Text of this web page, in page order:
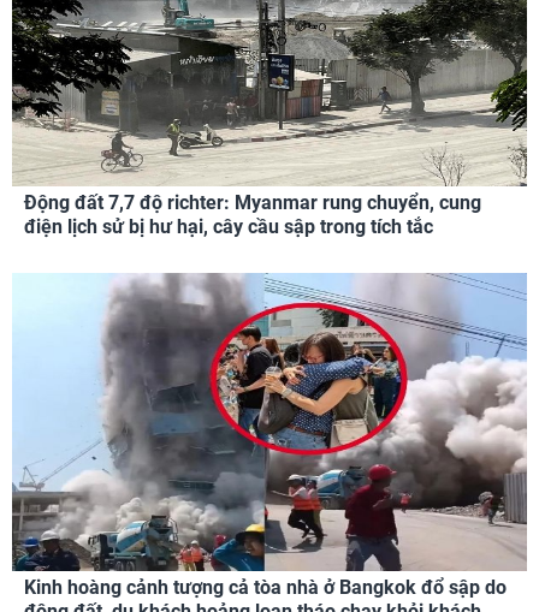
Động đất 7,7 độ richter: Myanmar rung chuyển, cung
điện lịch sử bị hư hại, cây cầu sập trong tích tắc
Kinh hoàng cảnh tượng cả tòa nhà ở Bangkok đổ sập do